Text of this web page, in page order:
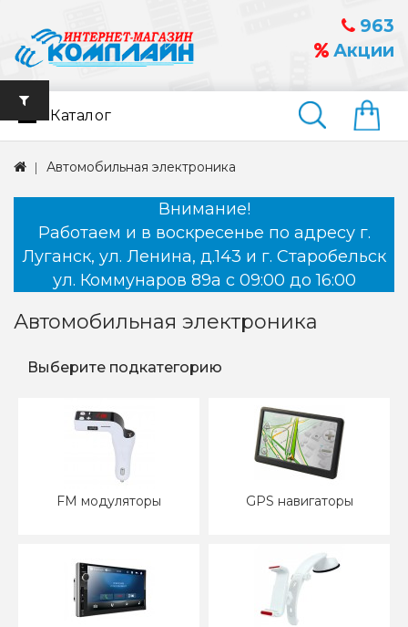
963
Акции
Найти
Каталог
Автомобильная электроника
Внимание!
Работаем и в воскресенье по адресу г.
Луганск, ул. Ленина, д.143 и г. Старобельск
ул. Коммунаров 89а с 09:00 до 16:00
Автомобильная электроника
Выберите подкатегорию
FM модуляторы GPS навигаторы